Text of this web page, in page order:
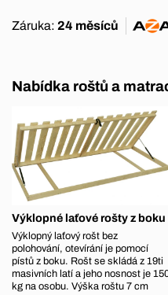
Záruka: 24 měsíců
Nabídka roštů a
Výklopné laťové rošty z boku
Výklopný laťový rošt bez
polohování, otevírání je pomocí
pístů z boku. Rošt se skládá z 19ti
masivních latí a jeho nosnost je
kg na osobu. Výška roštu 7 cm